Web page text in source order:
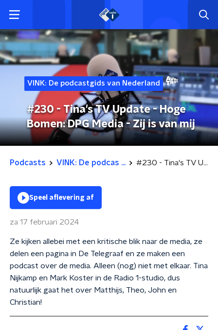
VINK: De podcastgids van Nederland
#230 - Tina's TV Update - Hoge
Bomen: DPG Media - Zij is van mij
Podcasts VINK: De podcas ... #230 - Tina's TV Update - Hoge Bomen: DPG Media - Zij is van mij
Speel aflevering af
za 17 februari 2024
Ze kijken allebei met een kritische blik naar de media, ze
delen een pagina in De Telegraaf en ze maken een
podcast over de media. Alleen (nog) niet met elkaar. Tina
Nijkamp en Mark Koster in de Radio 1-studio, dus
natuurlijk gaat het over Matthijs, Theo, John en
Christian!